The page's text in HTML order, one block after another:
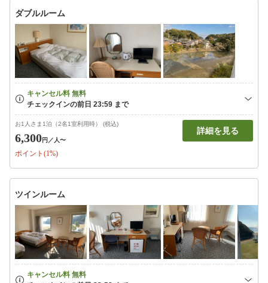
ダブルルーム
お1人さま1泊（2名1室利用時） (税込)
6,300円 ／人〜
ポイント(1%)
詳細を見る
ツインルーム